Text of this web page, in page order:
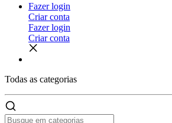
Fazer login
Criar conta
Fazer login
Criar conta
Todas as categorias